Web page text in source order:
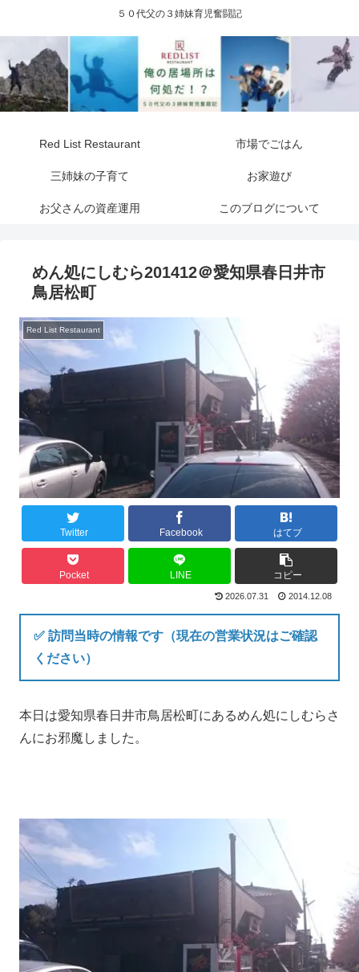
５０代父の３姉妹育児奮闘記
Red List Restaurant 市場でごはん
三姉妹の子育て お家遊び
お父さんの資産運用 このブログについて
めん処にしむら201412＠愛知県春日井市
鳥居松町
Red List Restaurant
Twitter Facebook はてブ
Pocket LINE コピー
2026.07.31 2014.12.08
✅ 訪問当時の情報です（現在の営業状況はご確認
ください）
本日は愛知県春日井市鳥居松町にあるめん処にしむらさ
んにお邪魔しました。